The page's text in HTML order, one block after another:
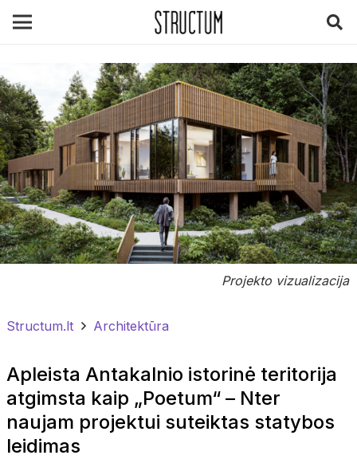
Projekto vizualizacija
Structum.lt Architektūra
Apleista Antakalnio istorinė teritorija
atgimsta kaip „Poetum“ – Nter
naujam projektui suteiktas statybos
leidimas